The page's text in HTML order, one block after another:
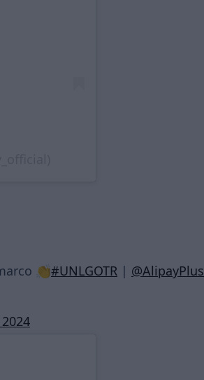
👏#UNLGOTR | @AlipayPlus